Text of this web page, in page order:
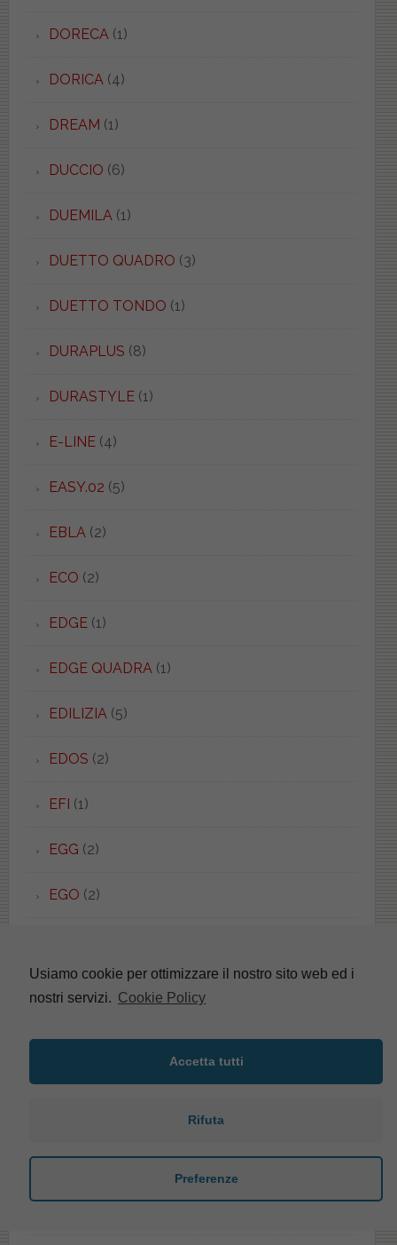
DORECA(1)
DORICA(4)
DREAM (1)
DUCCIO (6)
DUEMILA(1)
DUETTO QUADRO (3)
DUETTO TONDO (1)
DURAPLUS (8)
DURASTYLE(1)
E-LINE(4)
EASY.02 (5)
EBLA(2)
ECO (2)
EDGE(1)
EDGE QUADRA(1)
EDILIZIA(5)
EDOS (2)
EFI (1)
EGG (2)
EGO (2)
Usiamo cookie per ottimizzare il nostro sito web ed i
nostri servizi. Cookie Policy
Accetta tutti
Rifuta
Preferenze